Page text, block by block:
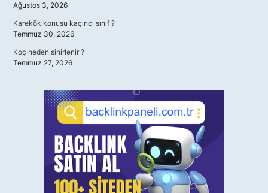
Ağustos 3, 2026
Karekök konusu kaçıncı sınıf ?
Temmuz 30, 2026
Koç neden sinirlenir ?
Temmuz 27, 2026